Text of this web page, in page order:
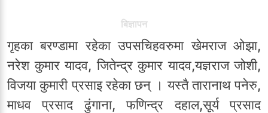
बिज्ञापन
गृहका बरण्डामा रहेका उपसचिहवरुमा खेमराज ओझा,
नरेश कुमार यादव, जितेन्द्र कुमार यादव,यज्ञराज जोशी,
विजया कुमारी प्रसाइ रहेका छन् । यस्तै तारानाथ पनेरु,
माधव प्रसाद ढुंगाना, फणिन्द्र दहाल,सूर्य प्रसाद